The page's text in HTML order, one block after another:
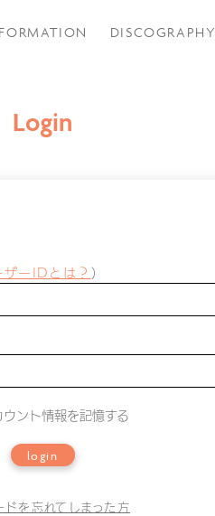
DISCOGRAPHY
Login
ザーIDとは？ ）
ウント情報を記憶する
login
ドを忘れてしまった方